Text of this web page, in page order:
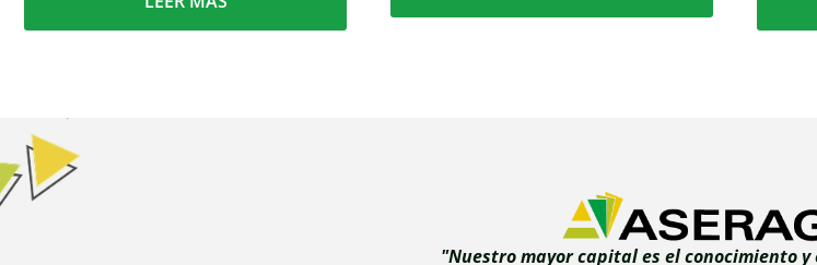
"Nuestro mayor capital es el conocimiento